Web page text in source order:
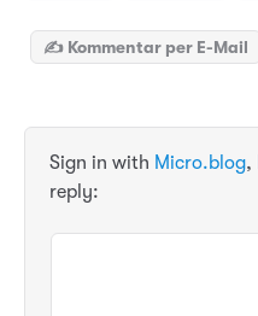
✍️ Kommentar per E-Mail
Sign in with Micro.blog,
reply: